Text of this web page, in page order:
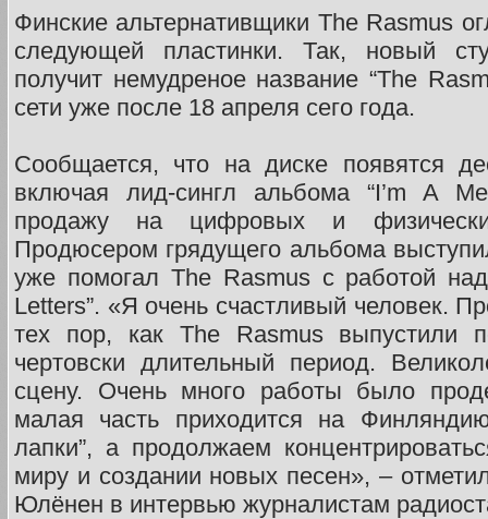
Финские альтернативщики The Rasmus
следующей пластинки. Так, новый
получит немудреное название “The
сети уже после 18 апреля сего года.
Сообщается, что на диске появятся
включая лид-сингл альбома “I’m A
продажу на цифровых и
Продюсером грядущего альбома
уже помогал The Rasmus с работой
Letters”. «Я очень счастливый человек.
тех пор, как The Rasmus выпустили
чертовски длительный период.
сцену. Очень много работы было
малая часть приходится на
лапки”, а продолжаем
миру и создании новых песен», –
Юлёнен в интервью журналистам